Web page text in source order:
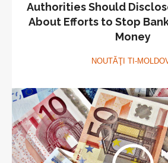
Authorities Should
About Efforts to Stop
Money
NOUTĂŢI TI-